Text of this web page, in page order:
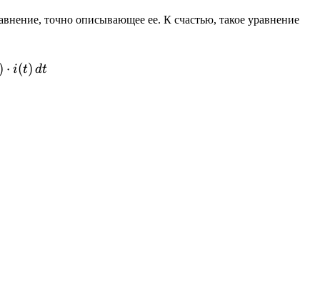
точно описывающее ее. К счастью, такое уравнение
i(t)\,dt
⋅ i(t) dt